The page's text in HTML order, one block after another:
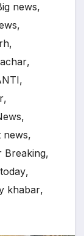
news,
,
,
,
,
,
,
news,
Breaking,
,
khabar,